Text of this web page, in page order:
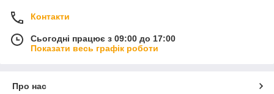
Контакти
Сьогодні працює з 09:00 до 17:00
Показати весь графік роботи
Про нас